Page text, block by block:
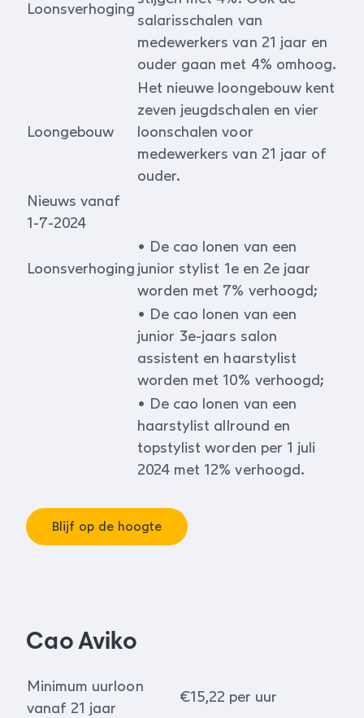
Loonsverhoging
salarisschalen van
medewerkers van 21 jaar en
ouder gaan met 4% omhoog.
Loongebouw
Het nieuwe loongebouw kent
zeven jeugdschalen en vier
loonschalen voor
medewerkers van 21 jaar of
ouder.
Nieuws vanaf
1-7-2024
Loonsverhoging
• De cao lonen van een
junior stylist 1e en 2e jaar
worden met 7% verhoogd;
• De cao lonen van een
junior 3e-jaars salon
assistent en haarstylist
worden met 10% verhoogd;
• De cao lonen van een
haarstylist allround en
topstylist worden per 1 juli
2024 met 12% verhoogd.
Blijf op de hoogte
Cao Aviko
Minimum uurloon
vanaf 21 jaar
€15,22 per uur